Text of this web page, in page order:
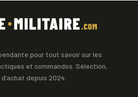
pour tout savoir sur les
et commandos. Sélection,
depuis 2024.